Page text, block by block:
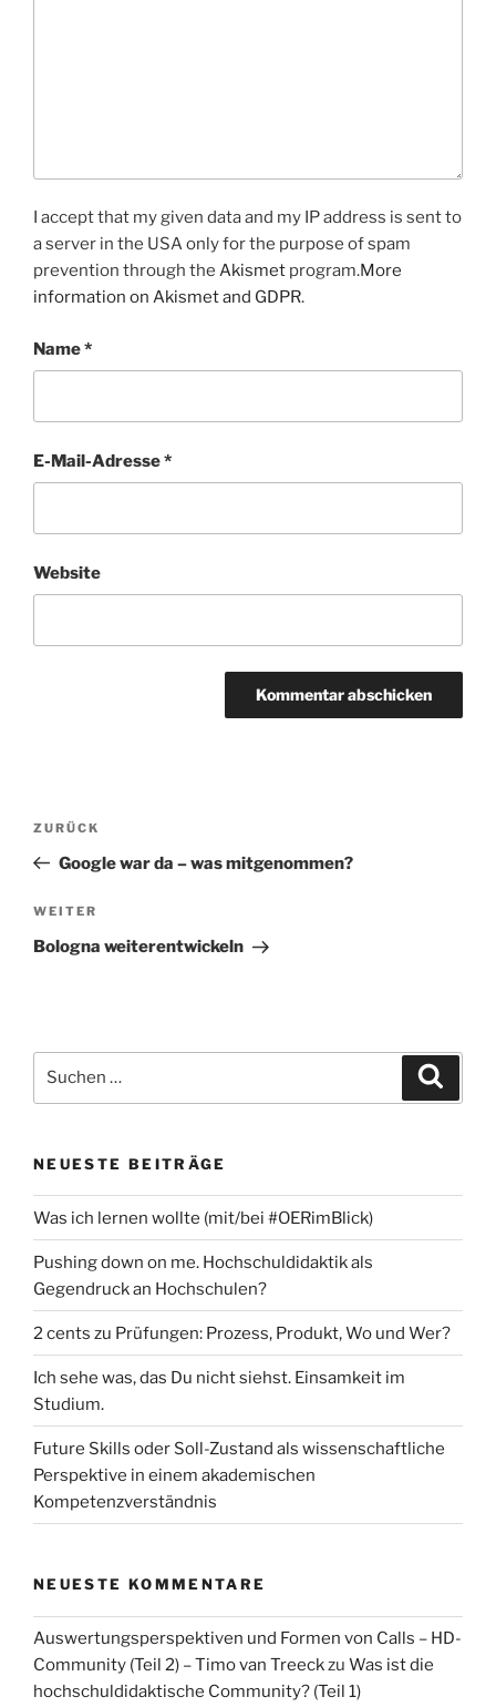
I accept that my given data and my IP address is sent to
a server in the USA only for the purpose of spam
prevention through the Akismet program.More
information on Akismet and GDPR.
Name*
E-Mail-Adresse*
Website
Beitragsnavigation
Vorheriger
Beitrag
ZURÜCK
Google war da – was mitgenommen?
Nächster
Beitrag
WEITER
Bologna weiterentwickeln
nach:
NEUESTE BEITRÄGE
Was ich lernen wollte (mit/bei #OERimBlick)
Pushing down on me. Hochschuldidaktik als
Gegendruck an Hochschulen?
2 cents zu Prüfungen: Prozess, Produkt, Wo und Wer?
Ich sehe was, das Du nicht siehst. Einsamkeit im
Studium.
Future Skills oder Soll-Zustand als wissenschaftliche
Perspektive in einem akademischen
Kompetenzverständnis
NEUESTE KOMMENTARE
Auswertungsperspektiven und Formen von Calls – HD-
Community (Teil 2) – Timo van Treeckzu Was ist die
hochschuldidaktische Community? (Teil 1)